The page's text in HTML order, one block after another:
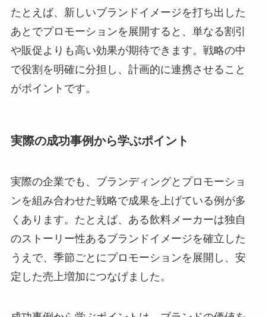
たとえば、新しいブランドイメージを打ち出した
あとでプロモーションを展開すると、単なる割引
や販促よりも高い効果が期待できます。戦略の中
で役割を明確に分担し、計画的に連携させること
がポイントです。
実際の成功事例から学ぶポイント
実際の企業でも、ブランディングとプロモーショ
ンを組み合わせた戦略で成果を上げている例が多
くあります。たとえば、ある飲料メーカーは独自
のストーリー性あるブランドイメージを確立した
うえで、季節ごとにプロモーションを展開し、安
定した売上増加につなげました。